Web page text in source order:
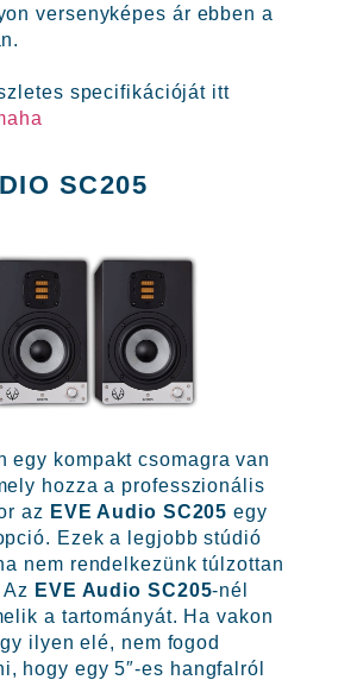
versenyképes ár ebben a
specifikációját itt
SC205
egy kompakt csomagra van
hozza a professzionális
az EVE Audio SC205 egy
Ezek a legjobb stúdió
nem rendelkezünk túlzottan
EVE Audio SC205-nél
a tartományát. Ha vakon
ilyen elé, nem fogod
hogy egy 5″-es hangfalról